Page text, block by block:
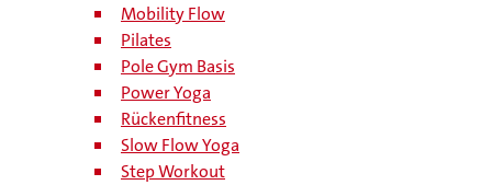
Mobility Flow
Pilates
Pole Gym Basis
Power Yoga
Rückenfitness
Slow Flow Yoga
Step Workout